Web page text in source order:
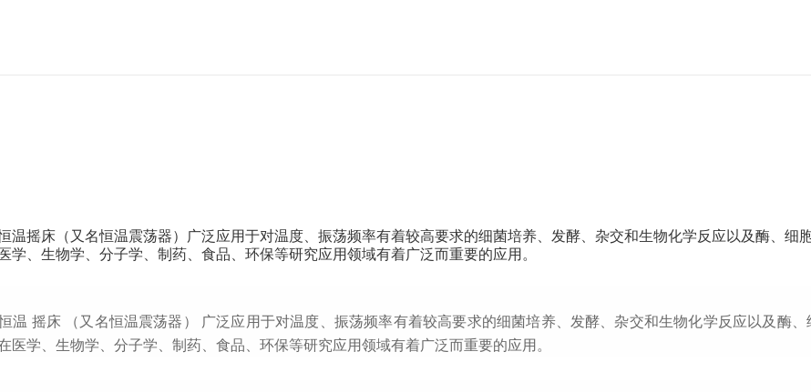
温摇床（又名恒温震荡器）广泛应用于对温度、振荡频率有着较高要求的细菌培养、发酵、杂交和生物化学反应以及酶、细
学、生物学、分子学、制药、食品、环保等研究应用领域有着广泛而重要的应用。
温 摇床 （又名恒温震荡器） 广泛应用于对温度、振荡频率有着较高要求的细菌培养、发酵、杂交和生物化学反应以及酶、
医学、生物学、分子学、制药、食品、环保等研究应用领域有着广泛而重要的应用。